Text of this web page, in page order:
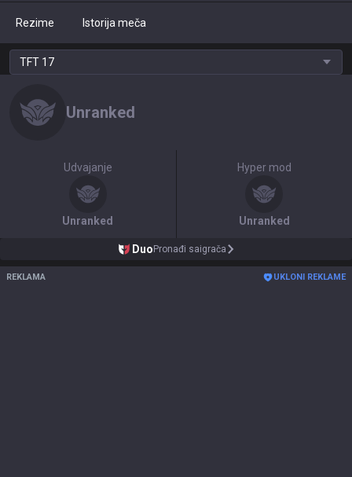
Rezime Istorija meča
TFT 17
Unranked
Udvajanje
Unranked
Hyper mod
Unranked
Duo Pronađi saigrača
REKLAMA UKLONI REKLAME